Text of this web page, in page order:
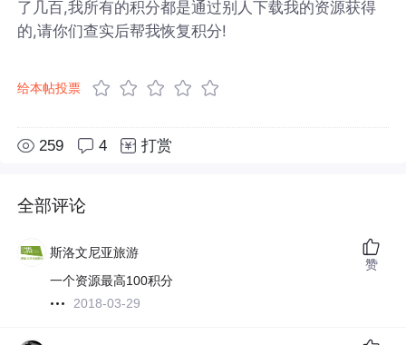
了几百,我所有的积分都是通过别人下载我的资源获得
的,请你们查实后帮我恢复积分!
给本帖投票
259 4 打赏
全部评论
斯洛文尼亚旅游
一个资源最高100积分
2018-03-29
赞